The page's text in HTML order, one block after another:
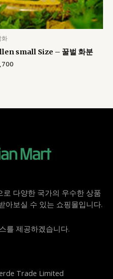
화
small Size – 꿀벌 화분
다양한 국가의 우수한 상품
아보실 수 있는 쇼핑몰입니다.
를 제공하겠습니다.
Trade Limited